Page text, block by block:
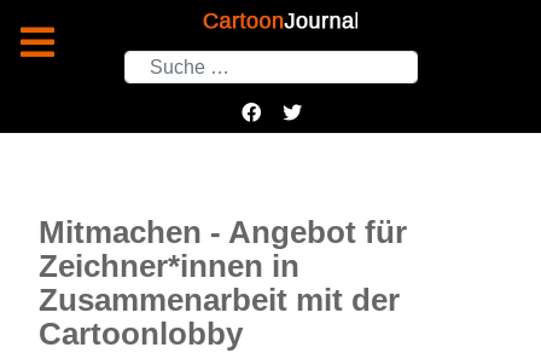
Suchen
Mitmachen - Angebot für
Zeichner*innen in
Zusammenarbeit mit der
Cartoonlobby